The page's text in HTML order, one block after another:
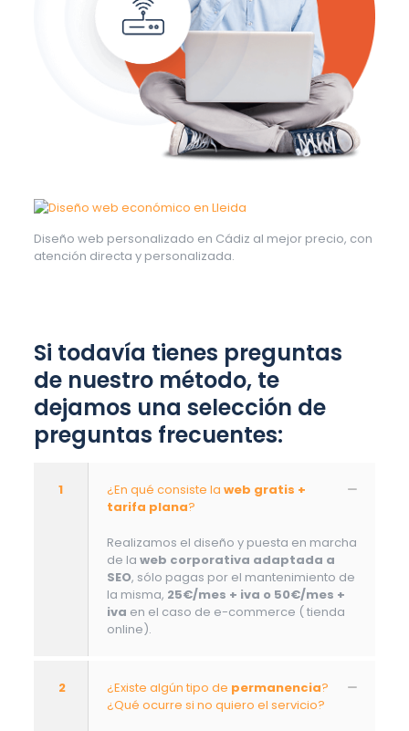
Diseño web personalizado en Cádiz al mejor precio, con
atención directa y personalizada.
Si todavía tienes preguntas
de nuestro método, te
dejamos una selección de
preguntas frecuentes:
1 ¿En qué consiste la web gratis +
tarifa plana?
Realizamos el diseño y puesta en marcha
de la web corporativa adaptada a
SEO, sólo pagas por el mantenimiento de
la misma, 25€/mes + iva o 50€/mes +
iva en el caso de e-commerce ( tienda
online).
2 ¿Existe algún tipo de permanencia?
¿Qué ocurre si no quiero el servicio?